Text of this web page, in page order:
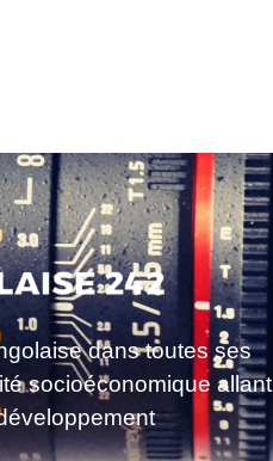
dans toutes ses
socioéconomique allant